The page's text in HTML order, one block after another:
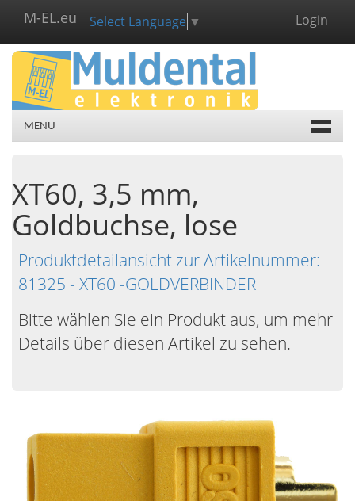
M-EL.eu Select Language ▼ Login
MENU
XT60, 3,5 mm,
Goldbuchse, lose
Produktdetailansicht zur Artikelnummer:
81325 - XT60 -GOLDVERBINDER
Bitte wählen Sie ein Produkt aus, um mehr
Details über diesen Artikel zu sehen.